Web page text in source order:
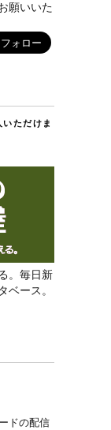
願いいた
ただけま
。毎日新
ベース。
ドの配信